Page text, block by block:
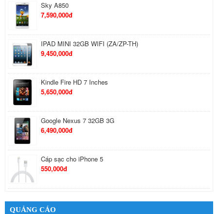
Sky A850
7,590,000đ
IPAD MINI 32GB WIFI (ZA/ZP-TH)
9,450,000đ
Kindle Fire HD 7 Inches
5,650,000đ
Google Nexus 7 32GB 3G
6,490,000đ
Cáp sạc cho iPhone 5
550,000đ
650,000đ
QUẢNG CÁO